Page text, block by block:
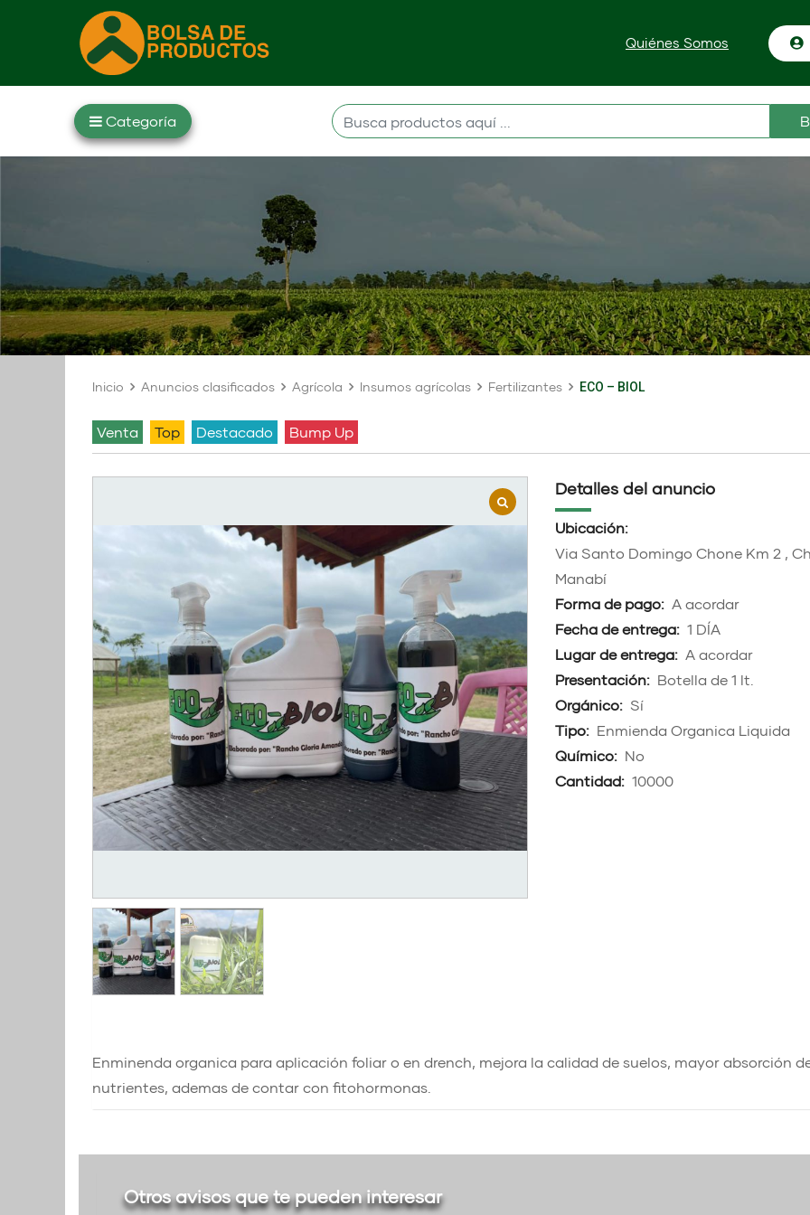
Quiénes Somos
Inicio Anuncios clasificados Agrícola Insumos agrícolas Fertilizantes ECO – BIOL
venta Top Destacado Bump Up
Detalles del anuncio
Ubicación:
Via Santo Domingo Chone Km 2 ,
Manabí
Forma de pago: A acordar
Fecha de entrega: 1 DÍA
Lugar de entrega: A acordar
Presentación: Botella de 1 lt.
Orgánico: Sí
Tipo: Enmienda Organica Liquida
Químico: No
Cantidad: 10000
Enminenda organica para aplicación foliar o en drench, mejora la calidad de suelos, mayor absorción
nutrientes, ademas de contar con fitohormonas.
Otros avisos que te pueden interesar